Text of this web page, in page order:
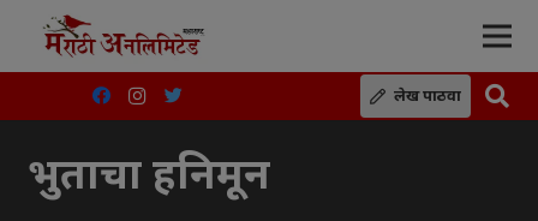
लेख पाठवा
भुताचा हनिमून